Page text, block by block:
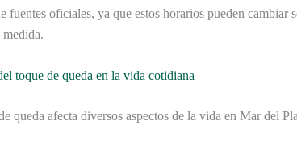
fuentes oficiales, ya que estos horarios pueden
toque de queda en la vida cotidiana
queda afecta diversos aspectos de la vida en Mar del